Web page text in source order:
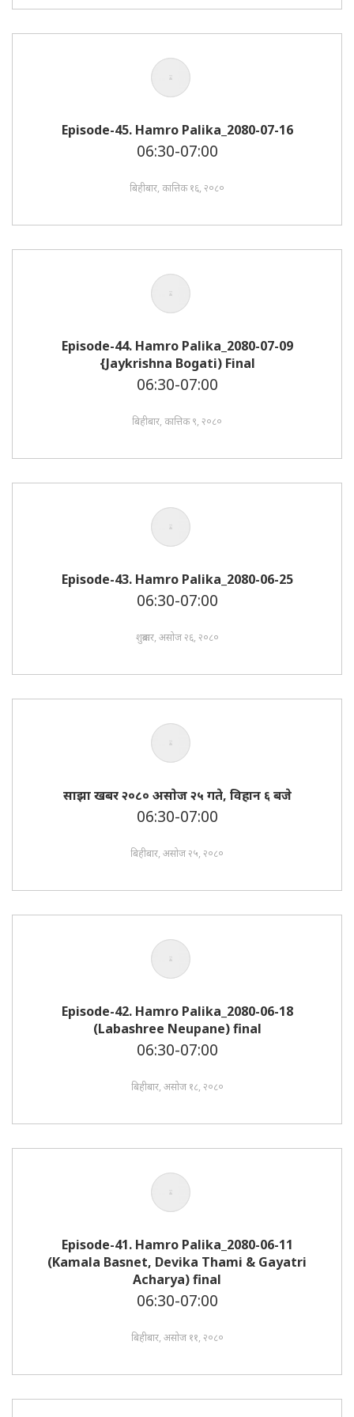
Episode-45. Hamro Palika_2080-07-16
06:30-07:00
बिहीबार, कात्तिक १६, २०८०
Episode-44. Hamro Palika_2080-07-09
{Jaykrishna Bogati) Final
06:30-07:00
बिहीबार, कात्तिक ९, २०८०
Episode-43. Hamro Palika_2080-06-25
06:30-07:00
शुक्रबार, असोज २६, २०८०
साझा खबर २०८० असाेज २५ गते, विहान ६ बजे
06:30-07:00
बिहीबार, असोज २५, २०८०
Episode-42. Hamro Palika_2080-06-18
(Labashree Neupane) final
06:30-07:00
बिहीबार, असोज १८, २०८०
Episode-41. Hamro Palika_2080-06-11
(Kamala Basnet, Devika Thami & Gayatri
Acharya) final
06:30-07:00
बिहीबार, असोज ११, २०८०